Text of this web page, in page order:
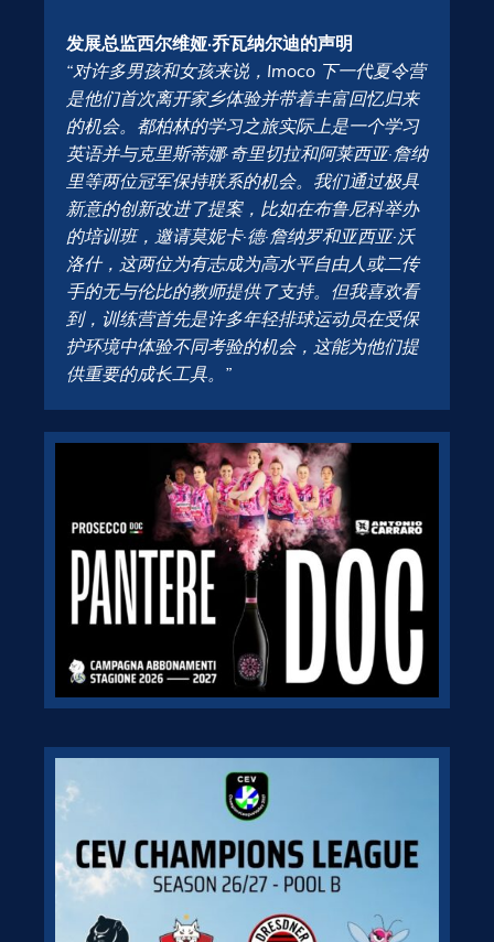
发展总监西尔维娅·乔瓦纳尔迪的声明
“对许多男孩和女孩来说，Imoco 下一代夏令营
是他们首次离开家乡体验并带着丰富回忆归来
的机会。都柏林的学习之旅实际上是一个学习
英语并与克里斯蒂娜·奇里切拉和阿莱西亚·詹纳
里等两位冠军保持联系的机会。我们通过极具
新意的创新改进了提案，比如在布鲁尼科举办
的培训班，邀请莫妮卡·德·詹纳罗和亚西亚·沃
洛什，这两位为有志成为高水平自由人或二传
手的无与伦比的教师提供了支持。但我喜欢看
到，训练营首先是许多年轻排球运动员在受保
护环境中体验不同考验的机会，这能为他们提
供重要的成长工具。”